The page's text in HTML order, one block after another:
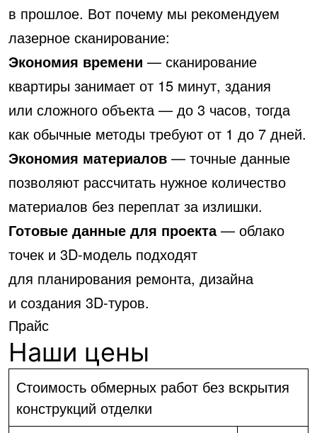
в прошлое. Вот почему мы рекомендуем
лазерное сканирование:
Экономия времени — сканирование
квартиры занимает от 15 минут, здания
или сложного объекта — до 3 часов, тогда
как обычные методы требуют от 1 до 7 дней.
Экономия материалов — точные данные
позволяют рассчитать нужное количество
материалов без переплат за излишки.
Готовые данные для проекта— облако
точек и 3D-модель подходят
для планирования ремонта, дизайна
и создания 3D-туров.
Прайс
Наши цены
Стоимость обмерных работ без вскрытия
конструкций отделки